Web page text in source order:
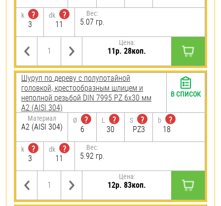
k
?
3
dk
?
11
Вес:
5.07 гр.
Цена:
11р. 28коп.
Шуруп по дереву с полупотайной
головкой, крестообразным шлицем и
неполной резьбой DIN 7995 PZ 6х30 мм
А2 (AISI 304)
Материал
А2 (AISI 304)
Ø
?
6
L
?
30
S
?
PZ3
b
?
18
k
?
3
dk
?
11
Вес:
5.92 гр.
Цена:
12р. 83коп.
В СПИСОК